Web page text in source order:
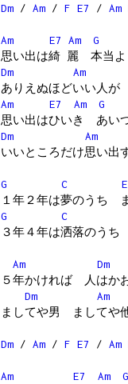
Dm / Am / F E7 / Am
Am E7 Am G
思い出は綺 麗 本当よ
Dm
Am
ありえぬほどいい人
Am
E7 Am G
思い出はひいき あい
Dm
Am
いいところだけ思い
G C
１年２年は夢のうち
G
C
３年４年は洒落のう
Am Dm
５年かければ 人はか
Dm
Am
ましてや男 ましてや
Dm / Am / F E7 / Am
Am E7 Am G